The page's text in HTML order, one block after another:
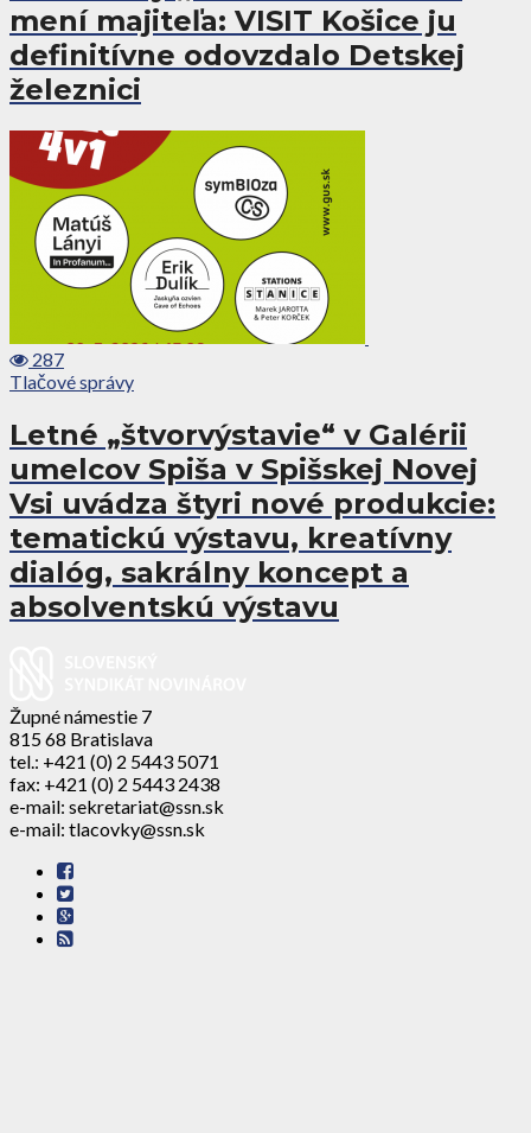
mení majiteľa: VISIT Košice ju
definitívne odovzdalo Detskej
železnici
287
Tlačové správy
Letné „štvorvýstavie“ v Galérii
umelcov Spiša v Spišskej Novej
Vsi uvádza štyri nové produkcie:
tematickú výstavu, kreatívny
dialóg, sakrálny koncept a
absolventskú výstavu
Župné námestie 7
815 68 Bratislava
tel.: +421 (0) 2 5443 5071
fax: +421 (0) 2 5443 2438
e-mail: sekretariat@ssn.sk
e-mail: tlacovky@ssn.sk